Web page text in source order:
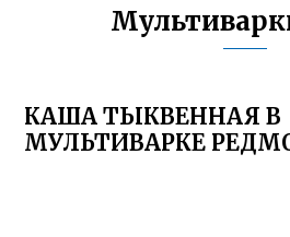
КАША ТЫКВЕННАЯ В
МУЛЬТИВАРКЕ